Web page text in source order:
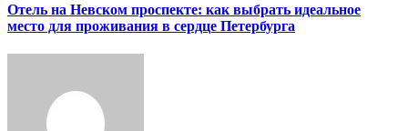
Отель на Невском проспекте: как выбрать идеальное
место для проживания в сердце Петербурга